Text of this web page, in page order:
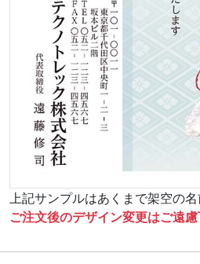
上記サンプルはあくまで架空の名
ご注文後のデザイン変更はご遠慮